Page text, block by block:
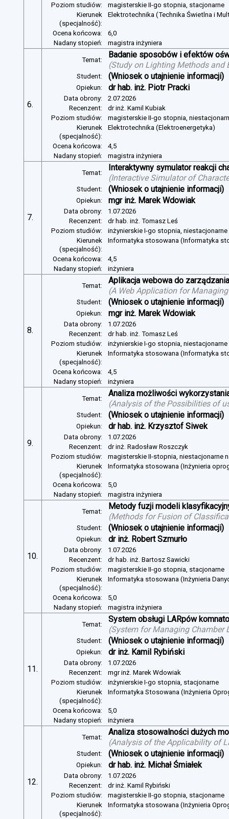
Poziom studiów:
magisterskie II-go stopnia, stacjonarne
Kierunek
(specjalność):
Elektrotechnika (Technika Świetlna i
Ocena końcowa:
6,0
Nadany stopień:
magistra inżyniera
6.
Temat:
Badanie sposobów i efektów
(Study on Lighting Methods and
Student: (Wniosek o utajnienie informacji)
Opiekun: dr hab. inż. Piotr Pracki
Data obrony:
2.07.2026
Recenzent:
dr inż. Kamil Kubiak
Poziom studiów:
magisterskie II-go stopnia,
Kierunek
(specjalność):
Elektrotechnika (Elektroenergetyka)
Ocena końcowa:
4,5
Nadany stopień:
magistra inżyniera
7.
Temat:
Interaktywny symulator reakcji
(Interactive Simulator of
Student: (Wniosek o utajnienie informacji)
Opiekun: mgr inż. Marek Wdowiak
Data obrony:
1.07.2026
Recenzent:
dr hab. inż. Tomasz Leś
Poziom studiów:
inżynierskie I-go stopnia, niestacjonarne
Kierunek
(specjalność):
Informatyka stosowana (Informatyka
Ocena końcowa:
4,5
Nadany stopień:
inżyniera
8.
Temat:
Aplikacja webowa do
(A Web Application for
Student: (Wniosek o utajnienie informacji)
Opiekun: mgr inż. Marek Wdowiak
Data obrony:
1.07.2026
Recenzent:
dr hab. inż. Tomasz Leś
Poziom studiów:
inżynierskie I-go stopnia, niestacjonarne
Kierunek
(specjalność):
Informatyka stosowana (Informatyka
Ocena końcowa:
4,5
Nadany stopień:
inżyniera
9.
Temat:
Analiza możliwości
(Analysis of the Possibilities of
Student: (Wniosek o utajnienie informacji)
Opiekun: dr hab. inż. Krzysztof Siwek
Data obrony:
1.07.2026
Recenzent:
dr inż. Radosław Roszczyk
Poziom studiów:
magisterskie II-stopnia, niestacjonarne
Kierunek
(specjalność):
Informatyka stosowana (Inżynieria
Ocena końcowa:
5,0
Nadany stopień:
magistra inżyniera
10.
Temat:
Metody fuzji modeli
(Methods for Fusion of
Student: (Wniosek o utajnienie informacji)
Opiekun: dr inż. Robert Szmurło
Data obrony:
1.07.2026
Recenzent:
dr hab. inż. Bartosz Sawicki
Poziom studiów:
magisterskie II-go stopnia, stacjonarne
Kierunek
(specjalność):
Informatyka stosowana (Inżynieria
Ocena końcowa:
5,0
Nadany stopień:
magistra inżyniera
11.
Temat:
System obsługi LARpów
(System for Managing Chamber
Student: (Wniosek o utajnienie informacji)
Opiekun: dr inż. Kamil Rybiński
Data obrony:
1.07.2026
Recenzent:
mgr inż. Marek Wdowiak
Poziom studiów:
inżynierskie I-go stopnia, stacjonarne
Kierunek
(specjalność):
Informatyka Stosowana (Inżynieria
Ocena końcowa:
5,0
Nadany stopień:
inżyniera
12.
Temat:
Analiza stosowalności dużych
(Analysis of the Applicability of
Student: (Wniosek o utajnienie informacji)
Opiekun: dr hab. inż. Michał Śmiałek
Data obrony:
1.07.2026
Recenzent:
dr inż. Kamil Rybiński
Poziom studiów:
magisterskie II-go stopnia, stacjonarne
Kierunek
(specjalność):
Informatyka stosowana (Inżynieria